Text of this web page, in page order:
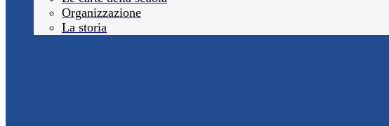
Organizzazione
La storia